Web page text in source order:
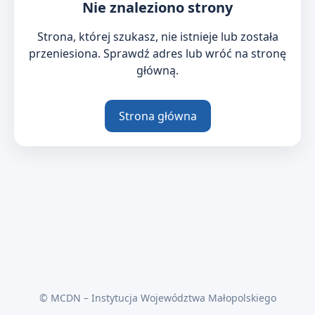
Nie znaleziono strony
Strona, której szukasz, nie istnieje lub została
przeniesiona. Sprawdź adres lub wróć na stronę
główną.
Strona główna
© MCDN – Instytucja Województwa Małopolskiego